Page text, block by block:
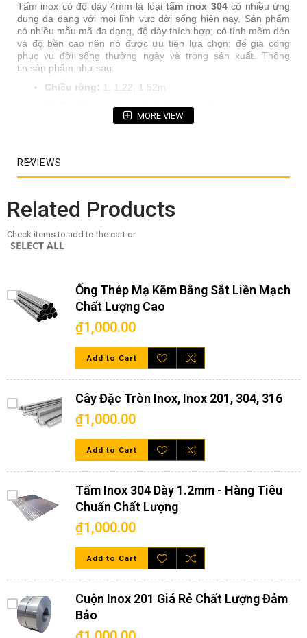
Tấm inox có độ dày 4mm là loạitấm inox 304có nhiều ứng
dụng đa dạng với mọi lĩnh vực đời sống hiện nay. Sản phẩm
có nhiều mẫu mã đa dạng, độ dày thích hợp; có tính mềm dẻo
và độ bền cao nên nó được ưu tiên lựa chọn; để gia công
phục vụ đời sống thường ngày và trong sản xuất. Thông
tin sản phẩm như sau:
Chiều rộng: 1, 1.22, 1.52m
1, 2.5, 3, 4, 6, 9m, inox tấm tùy chỉnh theo
yêu cầu khách hàng
Tiêu chuẩn kỹ thuật:
Xuất xứ sản phẩm:Châu Âu và Hàn Quốc, Đài Loan,
cần cắt lẻ theo yêu cầu. Hãy liên hệ với chúng tôi để được hỗ
trợ tư vấn cụ thể và hướng dẫn đặt hàng nhanh chóng.
Tấm inox 304 dày 4mm ứng dụng vào những lĩnh vực
Tấm inox 304 dày 4mm có nhiều ưu điểm, độ cứng cao; có thể
chịu được trong môi trường khắc nhiệt; nên nó rất được ưu
tiên sử dụng trong nhiều lĩnh vực công nghiệp, sản xuất, hàng
hải, đồ gia dụng, vận tải biển,… Những ứng dụng thường thấy
nhất của tấm inox như sau:
Dùng trong công nghiệp làm hệ thống bồn chứa; trong
dây chuyền sản xuất sản phẩm khép kín
Tấm inox 304 gia công đục lỗ dùng để làm lưới sàng lọc
nông sản; lọc khoáng sản,… dùng lưới lọc rác
Dùng làm ống dẫn dầu trong lĩnh vực hóa dầu; làm
dụng cụ, container hay để đựng các loại hóa chất
MORE VIEW
REVIEWS
Related Products
Check items to add to the cart or
SELECT ALL
Ống Thép Mạ Kẽm Bằng Sắt Liền Mạch
Chất Lượng Cao
₫1,000.00
Add to Cart
Cây Đặc Tròn Inox, Inox 201, 304, 316
₫1,000.00
Add to Cart
Tấm Inox 304 Dày 1.2mm - Hàng Tiêu
Chuẩn Chất Lượng
₫1,000.00
Add to Cart
Cuộn Inox 201 Giá Rẻ Chất Lượng Đảm
Bảo